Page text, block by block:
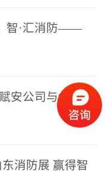
智·汇消防——
上海消防展圆
安公司与金科
合作协议
消防展 赢得智